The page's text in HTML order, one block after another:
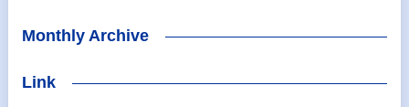
Monthly Archive
Link